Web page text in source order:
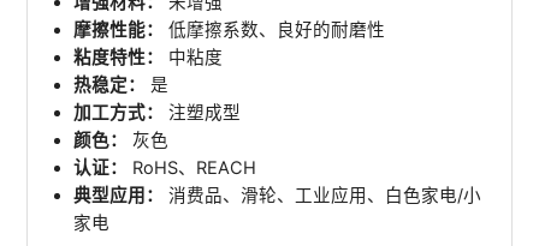
摩擦性能：
低摩擦系数、良好的耐磨性
粘度特性：
中粘度
热稳定：
是
加工方式：
注塑成型
颜色：
灰色
认证：
RoHS、REACH
典型应用：
消费品、滑轮、工业应用、白色家电/小
家电